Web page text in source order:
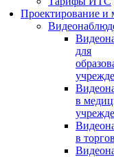
Проектирование и
для
в
в